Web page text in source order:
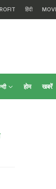
हिंदी
होम खबरें